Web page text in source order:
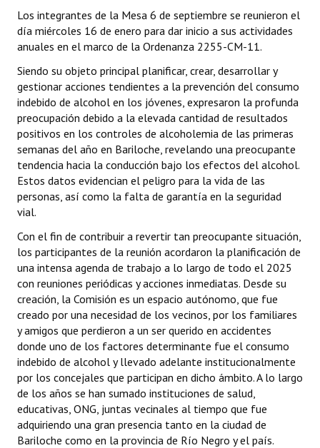
DOCUMENTOS
Informes de Gestión
Proyectos Presentados
Dictámenes Asesoría Letrada
Actas de Sesión
Informes de Unidad Coordinadora
Ejecución Presupuestaria
Actas de Audiencias Públicas
NORMATIVA
Comunicaciones
Declaraciones
Resoluciones
Resoluciones de Presidencia
INSTITUCIONAL
Los integrantes de la Mesa 6 de septiembre se reunieron el
día miércoles 16 de enero para dar inicio a sus actividades
anuales en el marco de la Ordenanza 2255-CM-11.
Siendo su objeto principal planificar, crear, desarrollar y
gestionar acciones tendientes a la prevención del consumo
indebido de alcohol en los jóvenes, expresaron la profunda
preocupación debido a la elevada cantidad de resultados
positivos en los controles de alcoholemia de las primeras
semanas del año en Bariloche, revelando una preocupante
tendencia hacia la conducción bajo los efectos del alcohol.
Estos datos evidencian el peligro para la vida de las
personas, así como la falta de garantía en la seguridad
vial.
Con el fin de contribuir a revertir tan preocupante situación,
los participantes de la reunión acordaron la planificación de
una intensa agenda de trabajo a lo largo de todo el 2025
con reuniones periódicas y acciones inmediatas. Desde su
creación, la Comisión es un espacio autónomo, que fue
creado por una necesidad de los vecinos, por los familiares
y amigos que perdieron a un ser querido en accidentes
donde uno de los factores determinante fue el consumo
indebido de alcohol y llevado adelante institucionalmente
por los concejales que participan en dicho ámbito. A lo largo
de los años se han sumado instituciones de salud,
educativas, ONG, juntas vecinales al tiempo que fue
adquiriendo una gran presencia tanto en la ciudad de
Bariloche como en la provincia de Río Negro y el país.